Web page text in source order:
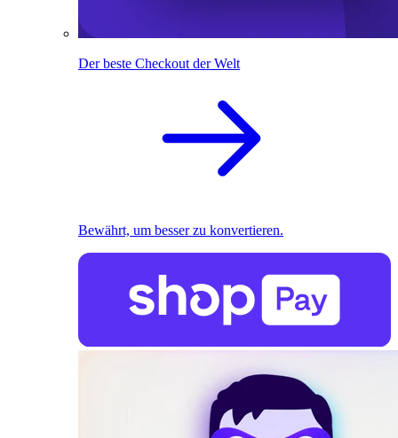
Der beste Checkout der Welt
Bewährt, um besser zu konvertieren.